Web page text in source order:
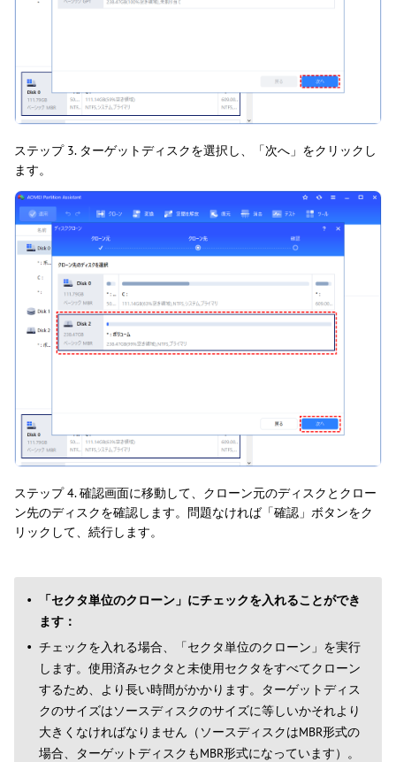
ステップ 3. ターゲットディスクを選択し、「次へ」をクリックし
ます。
ステップ 4. 確認画面に移動して、クローン元のディスクとクロー
ン先のディスクを確認します。問題なければ「確認」ボタンをク
リックして、続行します。
「セクタ単位のクローン」にチェックを入れることができ
ます：
チェックを入れる場合、「セクタ単位のクローン」を実行
します。使用済みセクタと未使用セクタをすべてクローン
するため、より長い時間がかかります。ターゲットディス
クのサイズはソースディスクのサイズに等しいかそれより
大きくなければなりません（ソースディスクはMBR形式の
場合、ターゲットディスクもMBR形式になっています）。